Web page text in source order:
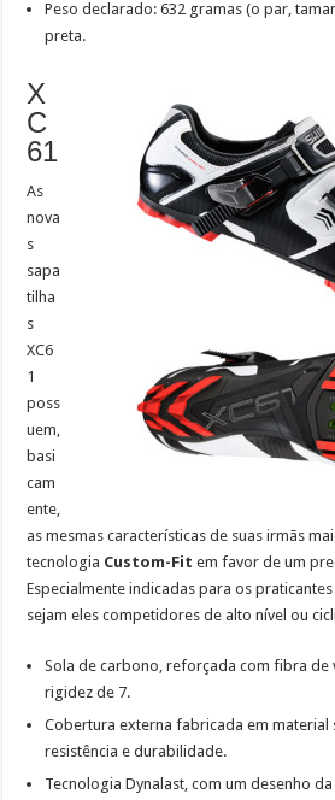
Peso declarado: 632 gramas (o par,
preta.
X
C
61
As
nova
s
sapa
tilha
s
XC6
1
poss
uem,
basi
cam
ente,
as mesmas características de suas irmãs
tecnologia Custom-Fit em favor de um
Especialmente indicadas para os
sejam eles competidores de alto nível ou
Sola de carbono, reforçada com fibra de
rigidez de 7.
Cobertura externa fabricada em material
resistência e durabilidade.
Tecnologia Dynalast, com um desenho